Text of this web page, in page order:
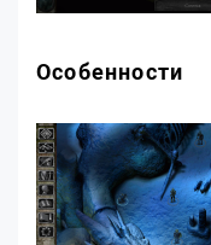
Особенности